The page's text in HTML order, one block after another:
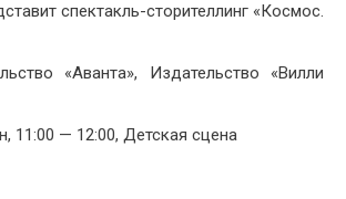
спектакль-сторителлинг «Космос.
«Аванта», Издательство «Вилли
11:00 — 12:00, Детская сцена